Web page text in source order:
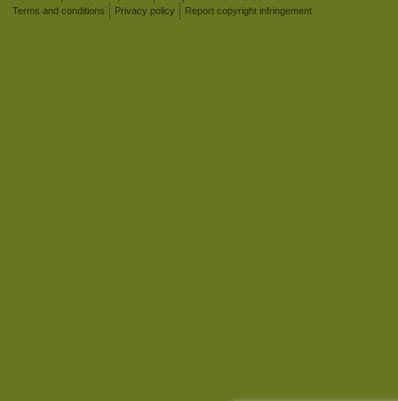
Terms and conditions
Privacy policy Report copyright infringement